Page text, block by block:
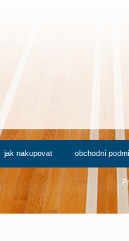
jak nakupovat obchodní